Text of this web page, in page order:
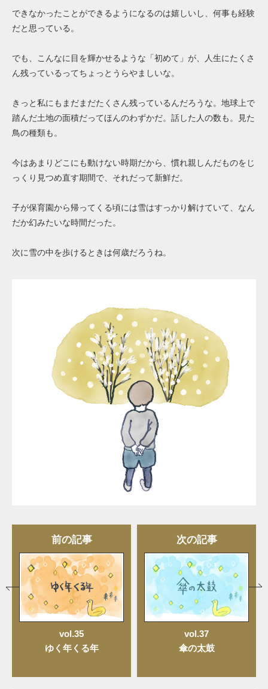
できなかったことができるようになるのは嬉しいし、何事も経験
だと思っている。
でも、こんなに目を輝かせるような「初めて」が、人生にたくさ
ん残っているってちょっとうらやましいな。
きっと私にもまだまだたくさん残っているんだろうな。地球上で
踏んだ土地の面積だってほんのわずかだ。話した人の数も。見た
鳥の種類も。
今はあまりどこにも動けない時期だから、慣れ親しんだものをじ
っくり見つめ直す期間で、それだって新鮮だ。
子が保育園から帰ってくる頃には雪はすっかり解けていて、なん
だか幻みたいな時間だった。
次に雪の中を歩けるときは何歳だろうね。
前の記事
vol.35
ゆく年くる年
次の記事
vol.37
傘の太鼓